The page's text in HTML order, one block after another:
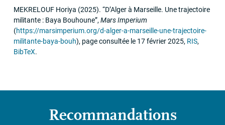
MEKRELOUFHoriya (2025). “D’Alger à Marseille. Une trajectoire
militante : Baya Bouhoune”, Mars Imperium
(https://marsimperium.org/d-alger-a-marseille-une-trajectoire-
militante-baya-bouh), page consultée le 17 février 2025, RIS,
BibTeX.
Recommandations